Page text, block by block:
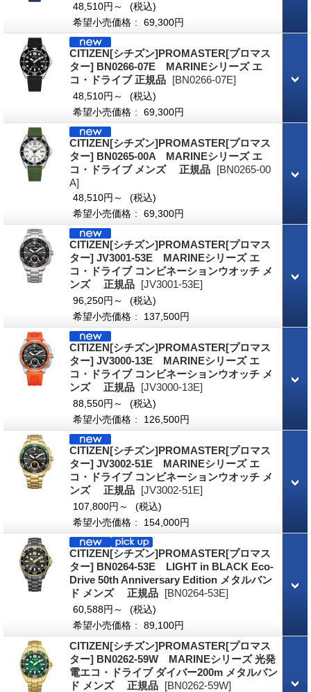
48,510円～
(税込)
希望小売価格 : 69,300円
CITIZEN[シチズン]PROMASTER[プロマス
ター] BN0266-07E MARINEシリーズ エ
コ・ドライブ 正規品 [BN0266-07E]
48,510円～
(税込)
希望小売価格 : 69,300円
CITIZEN[シチズン]PROMASTER[プロマス
ター] BN0265-00A MARINEシリーズ エ
コ・ドライブ メンズ 正規品 [BN0265-00
A]
48,510円～
(税込)
希望小売価格 : 69,300円
CITIZEN[シチズン]PROMASTER[プロマス
ター] JV3001-53E MARINEシリーズ エ
コ・ドライブ コンビネーションウオッチ メ
ンズ 正規品 [JV3001-53E]
96,250円～
(税込)
希望小売価格 : 137,500円
CITIZEN[シチズン]PROMASTER[プロマス
ター] JV3000-13E MARINEシリーズ エ
コ・ドライブ コンビネーションウオッチ メ
ンズ 正規品 [JV3000-13E]
88,550円～
(税込)
希望小売価格 : 126,500円
CITIZEN[シチズン]PROMASTER[プロマス
ター] JV3002-51E MARINEシリーズ エ
コ・ドライブ コンビネーションウオッチ メ
ンズ 正規品 [JV3002-51E]
107,800円～
(税込)
希望小売価格 : 154,000円
CITIZEN[シチズン]PROMASTER[プロマス
ター] BN0264-53E LIGHT in BLACK Eco-
Drive 50th Anniversary Edition メタルバン
ド メンズ 正規品 [BN0264-53E]
60,588円～
(税込)
希望小売価格 : 89,100円
CITIZEN[シチズン]PROMASTER[プロマス
ター] BN0262-59W MARINEシリーズ 光発
電エコ・ドライブ ダイバー200m メタルバン
ド メンズ 正規品 [BN0262-59W]